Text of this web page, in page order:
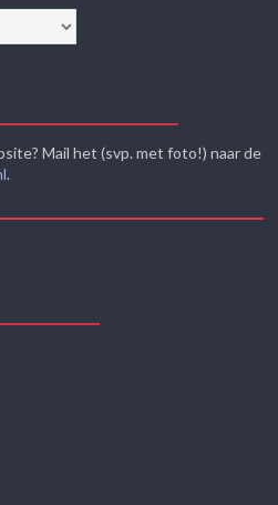
Mail het (svp. met foto!) naar de
.